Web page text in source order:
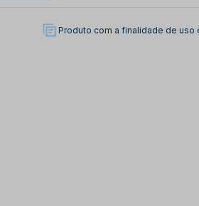
Produto com a finalidade de uso